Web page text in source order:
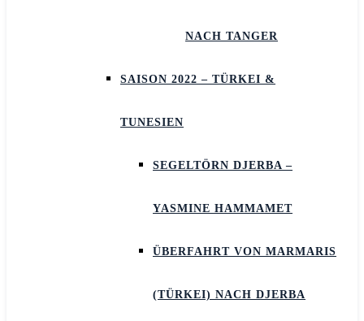
NACH TANGER
SAISON 2022 – TÜRKEI &
TUNESIEN
SEGELTÖRN DJERBA –
YASMINE HAMMAMET
ÜBERFAHRT VON MARMARIS
(TÜRKEI) NACH DJERBA